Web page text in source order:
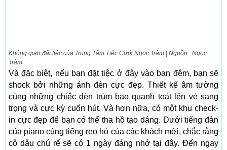
Không gian đãi tiệc của Trung Tâm Tiệc Cưới Ngọc Trâm | Nguồn : Ngọc
Trâm
Và đặc biệt, nếu bạn đặt tiệc ở đây vào ban đêm, bạn sẽ
shock bởi những ánh đèn cực đẹp. Thiết kế âm tường
cùng những chiếc đèn trùm bao quanh toát lên vẻ sang
trọng và cực kỳ cuốn hút. Và hơn nữa, có một khu check-
in cực đẹp để bạn có thể tha hồ tạo dáng. Dưới tiếng đàn
của piano cùng tiếng reo hò của các khách mời, chắc rằng
cô dâu chú rể sẽ có 1 ngày đáng nhớ tại đây. Đến ngay